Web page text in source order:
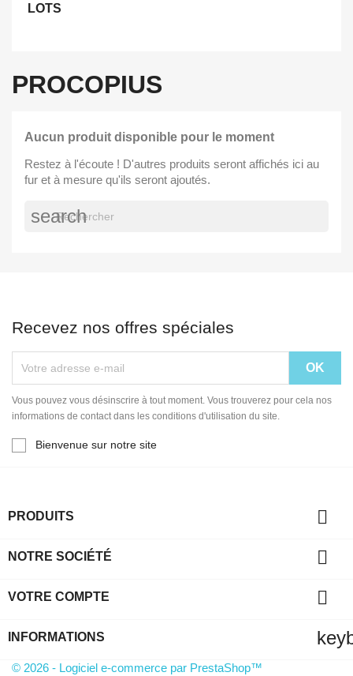
LOTS
PROCOPIUS
Aucun produit disponible pour le moment
Restez à l'écoute ! D'autres produits seront affichés ici au
fur et à mesure qu'ils seront ajoutés.
search
Recevez nos offres spéciales
Vous pouvez vous désinscrire à tout moment. Vous trouverez pour cela nos
informations de contact dans les conditions d'utilisation du site.
Bienvenue sur notre site
PRODUITS 
NOTRE SOCIÉTÉ 
VOTRE COMPTE 
INFORMATIONS
© 2026 - Logiciel e-commerce par PrestaShop™